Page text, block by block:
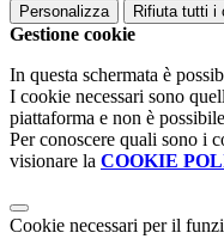
Personalizza Rifiuta tutti i
Gestione cookie
In questa schermata è
I cookie necessari sono
piattaforma e non è
Per conoscere quali sono i
visionare la COOKIE
Cookie necessari per il